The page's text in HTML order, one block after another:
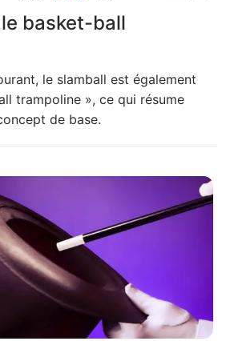
basket-ball
le slamball est également
trampoline », ce qui résume
de base.